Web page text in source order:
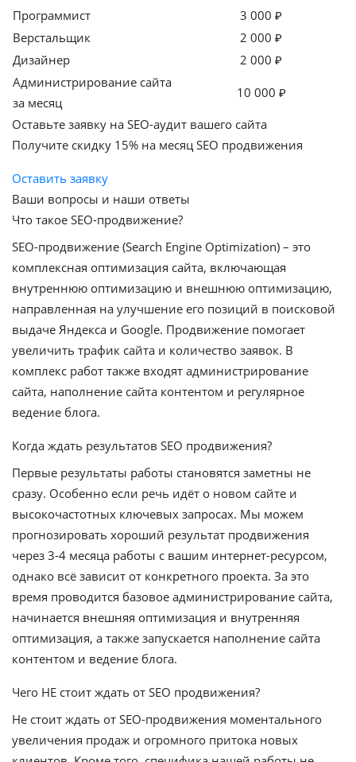
Программист
3 000 ₽
Верстальщик
2 000 ₽
Дизайнер
2 000 ₽
Администрирование сайта
за месяц
10 000 ₽
Оставьте заявку на SEO-аудит вашего сайта
Получите скидку 15% на месяц SEO продвижения
Оставить заявку
Ваши вопросы и наши ответы
Что такое SEO-продвижение?
SEO-продвижение (Search Engine Optimization) – это
комплексная оптимизация сайта, включающая
внутреннюю оптимизацию и внешнюю оптимизацию,
направленная на улучшение его позиций в поисковой
выдаче Яндекса и Google. Продвижение помогает
увеличить трафик сайта и количество заявок. В
комплекс работ также входят администрирование
сайта, наполнение сайта контентом и регулярное
ведение блога.
Когда ждать результатов SEO продвижения?
Первые результаты работы становятся заметны не
сразу. Особенно если речь идёт о новом сайте и
высокочастотных ключевых запросах. Мы можем
прогнозировать хороший результат продвижения
через 3-4 месяца работы с вашим интернет-ресурсом,
однако всё зависит от конкретного проекта. За это
время проводится базовое администрирование сайта,
начинается внешняя оптимизация и внутренняя
оптимизация, а также запускается наполнение сайта
контентом и ведение блога.
Чего НЕ стоит ждать от SEO продвижения?
Не стоит ждать от SEO-продвижения моментального
увеличения продаж и огромного притока новых